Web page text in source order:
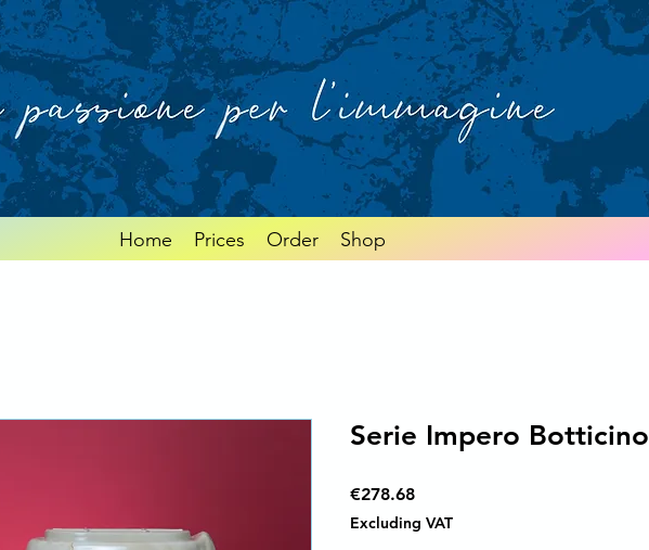
Home Prices Order Shop
Serie Impero Botticino
€278.68Price
Excluding VAT